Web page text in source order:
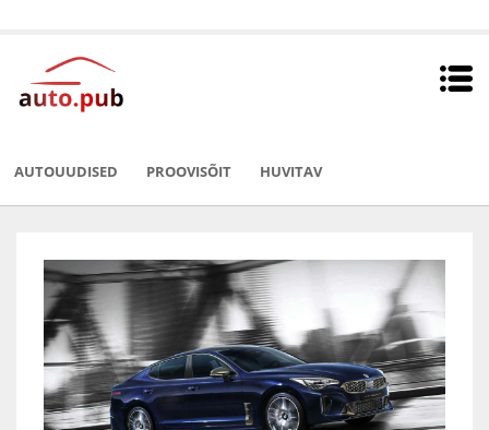
AUTOUUDISED PROOVISÕIT HUVITAV